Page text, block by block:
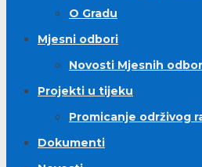
O Gradu
Mjesni odbori
Novosti Mjesnih
Projekti u tijeku
Promicanje održivog
Dokumenti